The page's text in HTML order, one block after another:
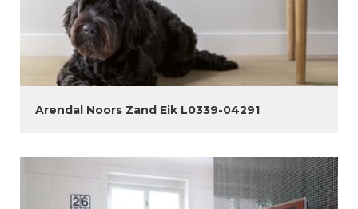
Arendal Noors Zand Eik L0339-04291